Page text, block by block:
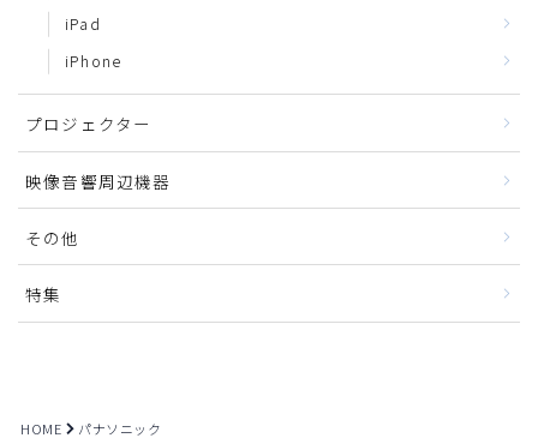
iPad
iPhone
プロジェクター
映像音響周辺機器
その他
特集
HOME パナソニック